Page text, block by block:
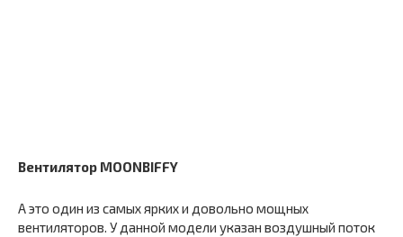
Вентилятор MOONBIFFY
А это один из самых ярких и довольно мощных
вентиляторов. У данной модели указан воздушный поток